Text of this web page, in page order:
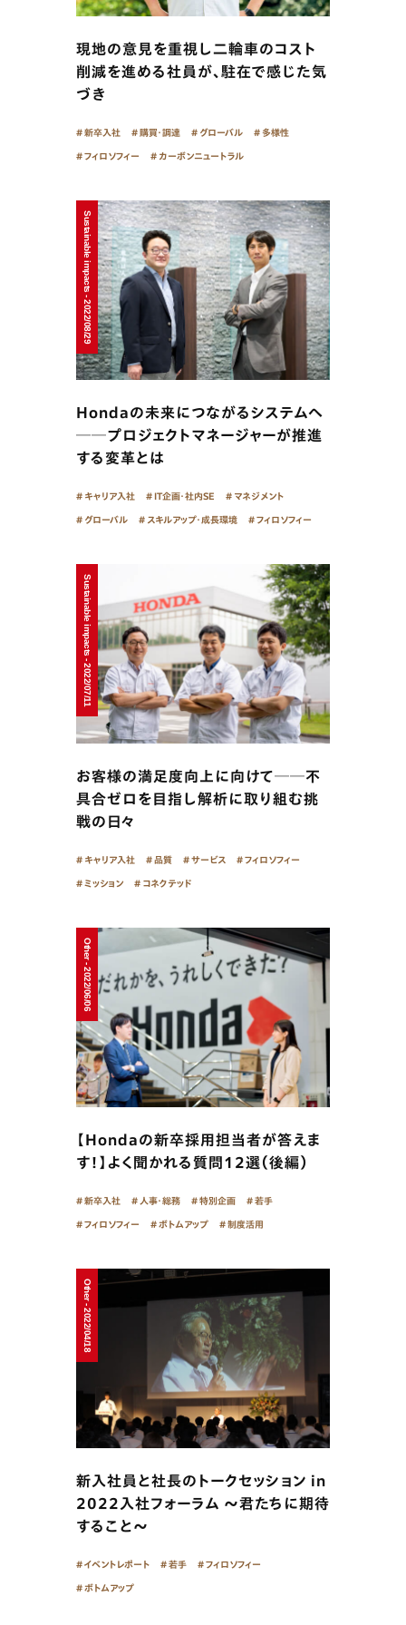
現地の意見を重視し二輪車のコスト
削減を進める社員が、駐在で感じた気
づき
新卒入社 購買・調達 グローバル 多様性
フィロソフィー カーボンニュートラル
Sustainable impacts - 2022/08/29
Hondaの未来につながるシステムへ
──プロジェクトマネージャーが推進
する変革とは
キャリア入社 IT企画・社内SE マネジメント
グローバル スキルアップ・成長環境 フィロソフィー
Sustainable impacts - 2022/07/11
お客様の満足度向上に向けて──不
具合ゼロを目指し解析に取り組む挑
戦の日々
キャリア入社 品質 サービス フィロソフィー
ミッション コネクテッド
Other - 2022/06/06
【Hondaの新卒採用担当者が答えま
す！】よく聞かれる質問12選（後編）
新卒入社 人事・総務 特別企画 若手
フィロソフィー ボトムアップ 制度活用
Other - 2022/04/18
新入社員と社長のトークセッション in
2022入社フォーラム 〜君たちに期待
すること〜
イベントレポート 若手 フィロソフィー
ボトムアップ